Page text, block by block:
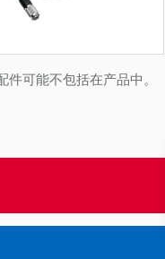
可能不包括在产品中。